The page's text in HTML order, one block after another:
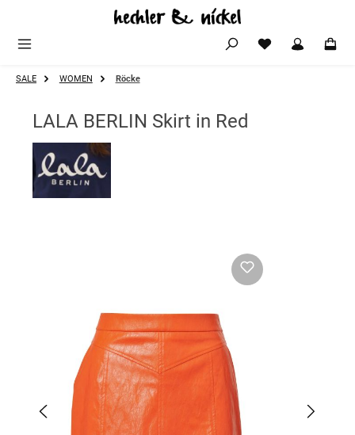
Zum Hauptinhalt springen
SALE WOMEN Röcke
LALA BERLIN Skirt in Red